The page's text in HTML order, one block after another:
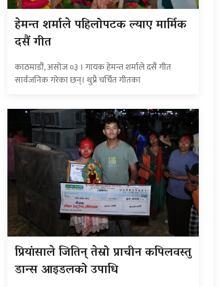
हेमन्त शर्माले पहिलोपटक ल्याए मार्मिक
दसैं गीत
काठमाडौं, असोज ०३ । गायक हेमन्त शर्माले दसैं गीत
सार्वजनिक गरेका छन्। थुप्रै चर्चित गीतका
प्रियांसाले जितिन् तेस्रो प्राचीन कपिलवस्तु
डान्स आइडलको उपाधि